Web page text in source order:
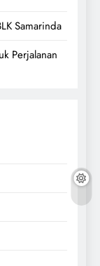
Samarinda
Perjalanan